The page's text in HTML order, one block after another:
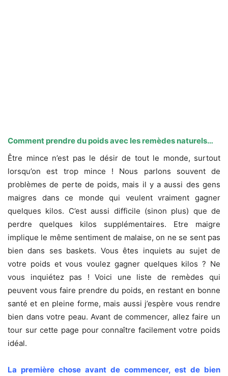
Comment prendre du poids avec les remèdes naturels…
Être mince n’est pas le désir de tout le monde, surtout
lorsqu’on est trop mince ! Nous parlons souvent de
problèmes de perte de poids, mais il y a aussi des gens
maigres dans ce monde qui veulent vraiment gagner
quelques kilos. C’est aussi difficile (sinon plus) que de
perdre quelques kilos supplémentaires. Etre maigre
implique le même sentiment de malaise, on ne se sent pas
bien dans ses baskets. Vous êtes inquiets au sujet de
votre poids et vous voulez gagner quelques kilos ? Ne
vous inquiétez pas ! Voici une liste de remèdes qui
peuvent vous faire prendre du poids, en restant en bonne
santé et en pleine forme, mais aussi j’espère vous rendre
bien dans votre peau. Avant de commencer, allez faire un
tour sur cette page pour connaître facilement votre poids
idéal.
La première chose avant de commencer, est de bien